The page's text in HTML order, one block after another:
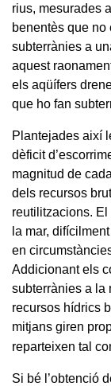
rius, mesurades
benentès que
subterrànies a
aquest
els aqüífers
que ho fan
Plantejades així
dèficit
magnitud de
dels recursos
reutilitzacions.
la mar,
en
Addicionant els
subterrànies a la
recursos hídrics
mitjans giren
reparteixen tal
Si bé l’obtenció